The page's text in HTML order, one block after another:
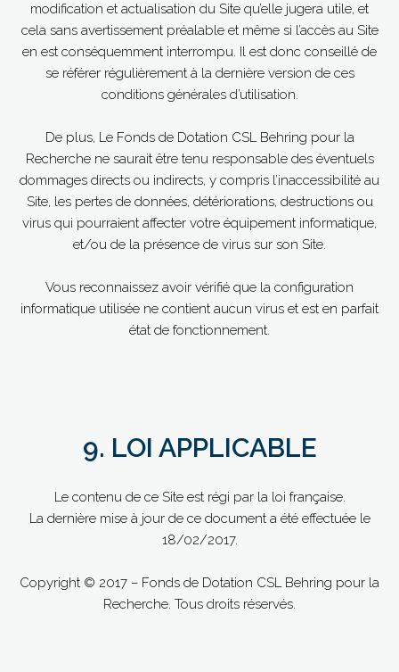
modification et actualisation du Site qu’elle jugera utile, et
cela sans avertissement préalable et même si l’accès au Site
en est conséquemment interrompu. Il est donc conseillé de
se référer régulièrement à la dernière version de ces
conditions générales d’utilisation.
De plus, Le Fonds de Dotation CSL Behring pour la
Recherche ne saurait être tenu responsable des éventuels
dommages directs ou indirects, y compris l’inaccessibilité au
Site, les pertes de données, détériorations, destructions ou
virus qui pourraient affecter votre équipement informatique,
et/ou de la présence de virus sur son Site.
Vous reconnaissez avoir vérifié que la configuration
informatique utilisée ne contient aucun virus et est en parfait
état de fonctionnement.
9. LOI APPLICABLE
Le contenu de ce Site est régi par la loi française.
La dernière mise à jour de ce document a été effectuée le
18/02/2017.
Copyright © 2017 – Fonds de Dotation CSL Behring pour la
Recherche. Tous droits réservés.